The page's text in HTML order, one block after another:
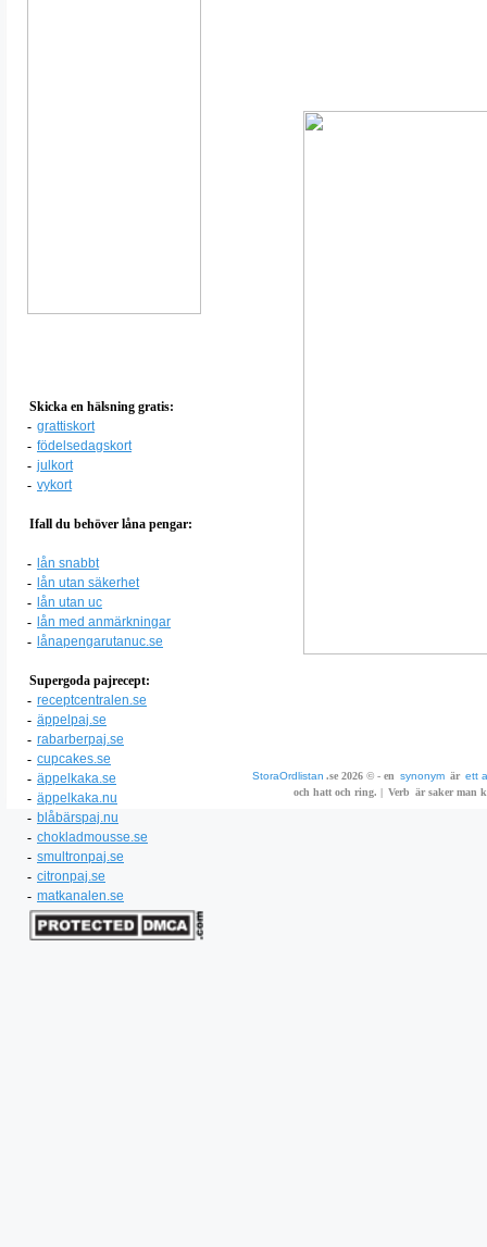
Skicka en hälsning gratis:
- grattiskort
- födelsedagskort
- julkort
- vykort
Ifall du behöver låna pengar:
- lån snabbt
- lån utan säkerhet
- lån utan uc
- lån med anmärkningar
- lånapengarutanuc.se
Supergoda pajrecept:
- receptcentralen.se
- äppelpaj.se
- rabarberpaj.se
- cupcakes.se
- äppelkaka.se
- äppelkaka.nu
- blåbärspaj.nu
- chokladmousse.se
- smultronpaj.se
- citronpaj.se
- matkanalen.se
StoraOrdlistan .se 2026 © - en synonym är ett
och hatt och ring. | Verb är saker man